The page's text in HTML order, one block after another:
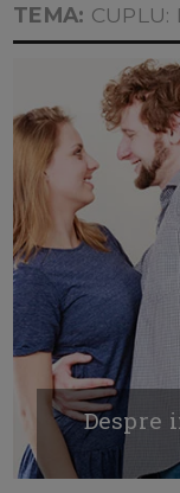
TEMA: CUPLU:
Despre